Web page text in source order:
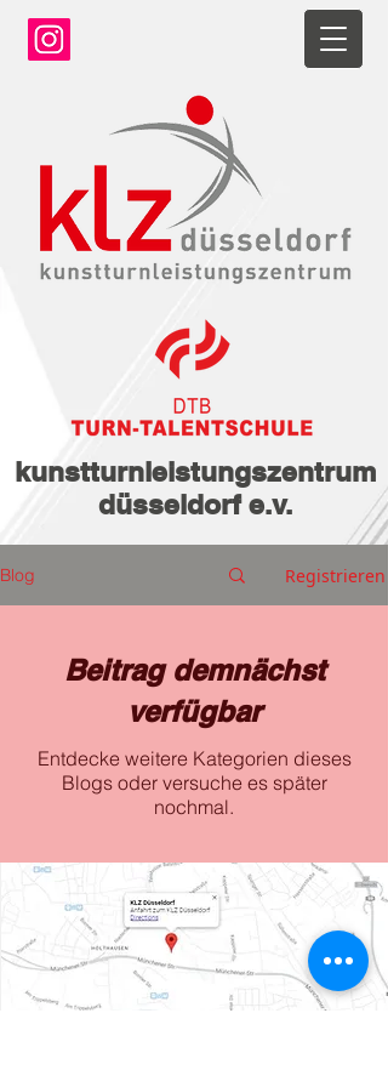
kunstturnleistungszentrum
düsseldorf e.v.
Blog Registrieren
Beitrag demnächst
verfügbar
Entdecke weitere Kategorien dieses
Blogs oder versuche es später
nochmal.